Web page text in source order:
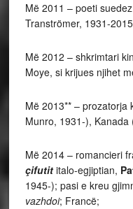
Më 2011 – poeti suedez
Tranströmer, 1931-
Më 2012 – shkrimtari
Moye, si krijues njihet
Më 2013** – prozatorja
Munro, 1931-),
Më 2014 – romancieri
çifutititalo-egjiptian,
1945-); pasi e kreu
vazhdoi; Francë;